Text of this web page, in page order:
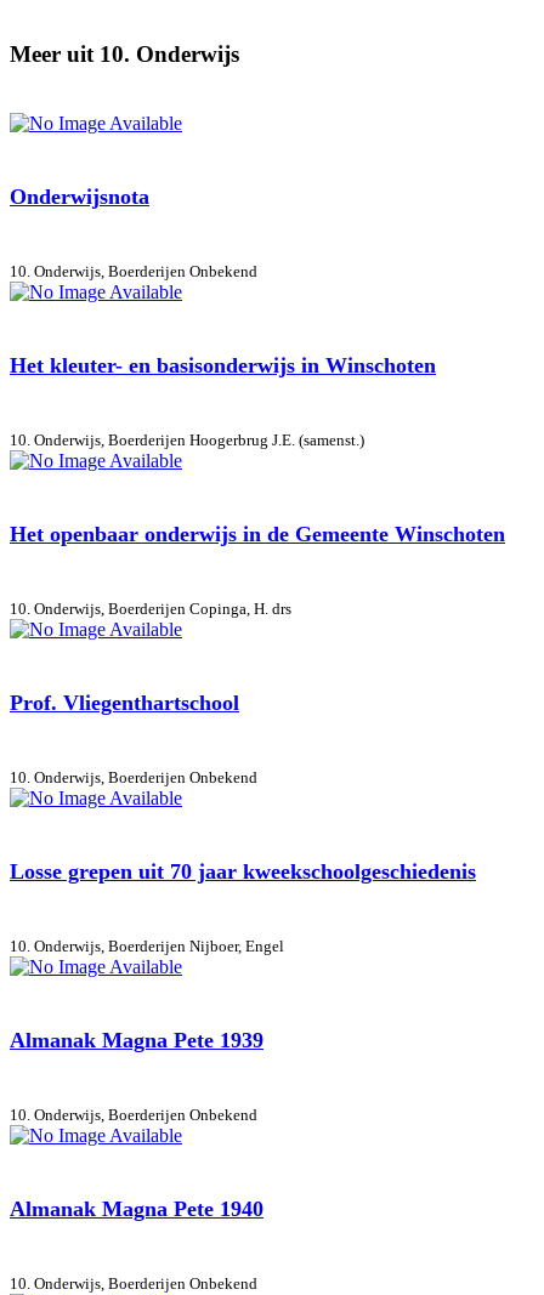
Meer uit 10. Onderwijs
Onderwijsnota
10. Onderwijs, Boerderijen Onbekend
Het kleuter- en basisonderwijs in Winschoten
10. Onderwijs, Boerderijen Hoogerbrug J.E. (samenst.)
Het openbaar onderwijs in de Gemeente Winschoten
10. Onderwijs, Boerderijen Copinga, H. drs
Prof. Vliegenthartschool
10. Onderwijs, Boerderijen Onbekend
Losse grepen uit 70 jaar kweekschoolgeschiedenis
10. Onderwijs, Boerderijen Nijboer, Engel
Almanak Magna Pete 1939
10. Onderwijs, Boerderijen Onbekend
Almanak Magna Pete 1940
10. Onderwijs, Boerderijen Onbekend